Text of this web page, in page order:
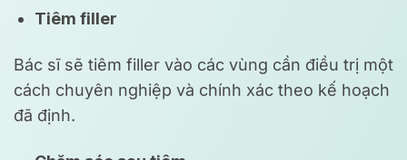
Tiêm filler
Bác sĩ sẽ tiêm filler vào các vùng cần điều trị một
cách chuyên nghiệp và chính xác theo kế hoạch
đã định.